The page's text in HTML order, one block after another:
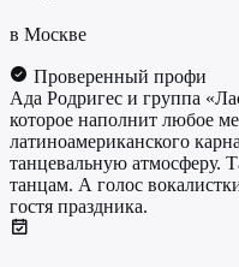
в Москве
Проверенный профи
Ада Родригес и группа
которое наполнит любое
латиноамериканского
танцевальную атмосферу.
танцам. А голос
гостя праздника.